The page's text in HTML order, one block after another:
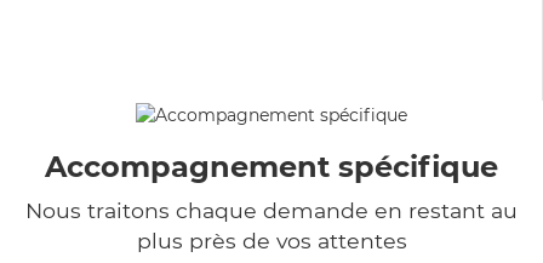
Accompagnement spécifique
Nous traitons chaque demande en restant au
plus près de vos attentes